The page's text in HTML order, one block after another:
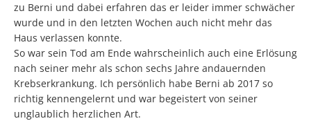
zu Berni und dabei erfahren das er leider immer schwächer
wurde und in den letzten Wochen auch nicht mehr das
Haus verlassen konnte.
So war sein Tod am Ende wahrscheinlich auch eine Erlösung
nach seiner mehr als schon sechs Jahre andauernden
Krebserkrankung. Ich persönlich habe Berni ab 2017 so
richtig kennengelernt und war begeistert von seiner
unglaublich herzlichen Art.